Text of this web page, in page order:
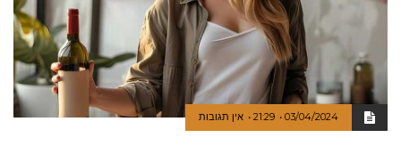
03/04/2024
21:29 אין תגובות